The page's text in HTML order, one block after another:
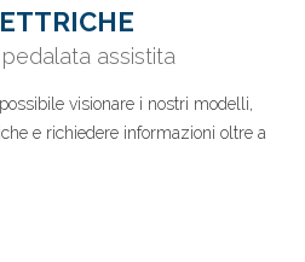
assistita
visionare i nostri modelli,
e richiedere informazioni oltre a